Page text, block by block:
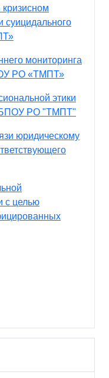
суицидального
мониторинга
РО «ТМПТ»
этики
ГБПОУ РО "ТМПТ"
юридическому
с целью